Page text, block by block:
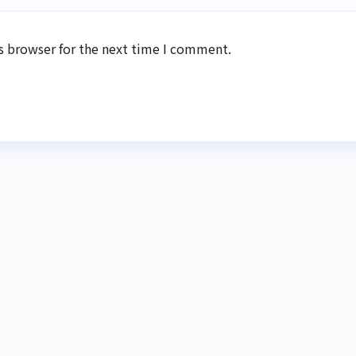
browser for the next time I comment.